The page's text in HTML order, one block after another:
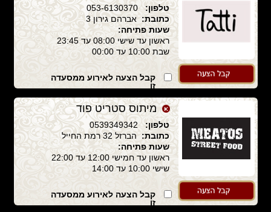
טלפון:053-6130370
כתובת: אברהם גירון 3
שעות פתיחה:
ראשון עד שישי 08:00 עד 23:45
שבת 10:00 עד 00:00
קבל הצעה לאירוע ממסעדה
זו
מיתוס סטריט פוד
טלפון:0539349342
כתובת: הברזל 32 רמת החייל
שעות פתיחה:
ראשון עד חמישי 12:00 עד 22:00
שישי 10:00 עד 14:00
קבל הצעה לאירוע ממסעדה
זו